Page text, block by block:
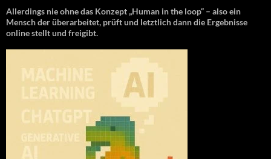
Allerdings nie ohne das Konzept „Human in the loop“ – also ein
Mensch der überarbeitet, prüft und letztlich dann die Ergebnisse
online stellt und freigibt.